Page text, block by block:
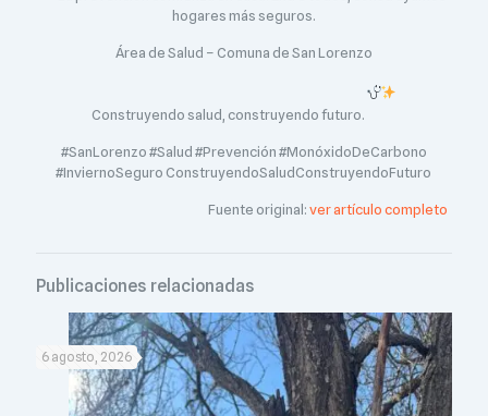
hogares más seguros.
Área de Salud – Comuna de San Lorenzo
Construyendo salud, construyendo futuro.
#SanLorenzo #Salud #Prevención #MonóxidoDeCarbono
#InviernoSeguro ConstruyendoSaludConstruyendoFuturo
Fuente original:ver artículo completo
Publicaciones relacionadas
6 agosto, 2026